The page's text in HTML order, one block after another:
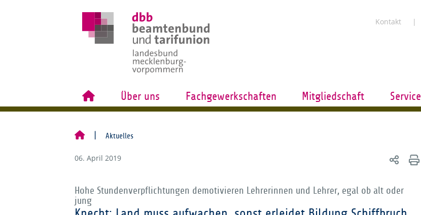
Kontakt
Über uns Fachgewerkschaften Mitgliedschaft Service
Aktuelles
06. April 2019
Hohe Stundenverpflichtungen demotivieren Lehrerinnen und Lehrer, egal ob alt oder
jung